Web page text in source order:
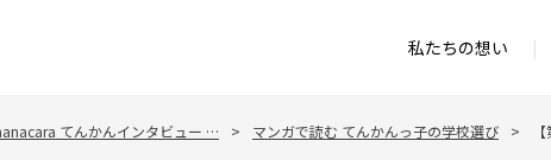
私たちの想い |
てんかんインタビュー … > マンガで読む てんかんっ子の学校選び >